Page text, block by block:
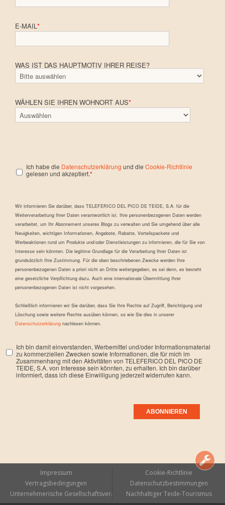
E-MAIL *
WAS IST DAS HAUPTMOTIV IHRER REISE?
WÄHLEN SIE IHREN WOHNORT AUS*
Ich habe die Datenschutzerklärung und die Cookie-Richtlinie
gelesen und akzeptiert.*
Wir informieren Sie darüber, dass TELEFERICO DEL PICO DE TEIDE, S.A. für die
Weiterverarbeitung Ihrer Daten verantwortlich ist. Ihre personenbezogenen Daten werden
verarbeitet, um Ihr Abonnement unseres Blogs zu verwalten und Sie umgehend über alle
Neuigkeiten, wichtigen Informationen, Angebote, Rabatte, Vorteilspackete und
Werbeaktionen rund um Produkte und/oder Dienstleistungen zu informieren, die für Sie von
Interesse sein könnten. Die legitime Grundlage für die Verarbeitung Ihrer Daten ist
grundsätzlich Ihre Zustimmung. Für die oben beschriebenen Zwecke werden Ihre
personenbezogenen Daten a priori nicht an Dritte weitergegeben, es sei denn, es besteht
eine gesetzliche Verpflichtung dazu. Auch eine internationale Übermittlung Ihrer
personenbezogenen Daten ist nicht vorgesehen.
Schließlich informieren wir Sie darüber, dass Sie Ihre Rechte auf Zugriff, Berichtigung und
Löschung sowie weitere Rechte ausüben können, so wie Sie dies in unserer
Datenschutzerklärung nachlesen können.
Ich bin damit einverstanden, Werbemittel und/oder Informationsmaterial
zu kommerziellen Zwecken sowie Informationen, die für mich im
Zusammenhang mit den Aktivitäten von TELEFERICO DEL PICO DE
TEIDE, S.A. von Interesse sein könnten, zu erhalten. Ich bin darüber
informiert, dass ich diese Einwilligung jederzeit widerrufen kann.
Impressum
Cookie-Richtlinie
Vertragsbedingungen
Datenschutzbestimmungen
Unternehmerische GesellschaftsverantwortungNachhaltiger Teide-Tourismus